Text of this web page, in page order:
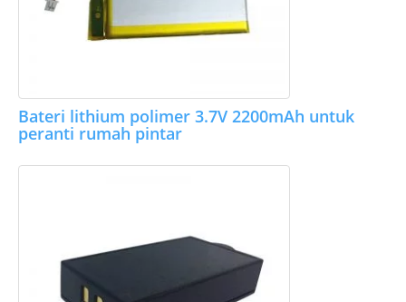
Bateri lithium polimer 3.7V 2200mAh untuk
peranti rumah pintar